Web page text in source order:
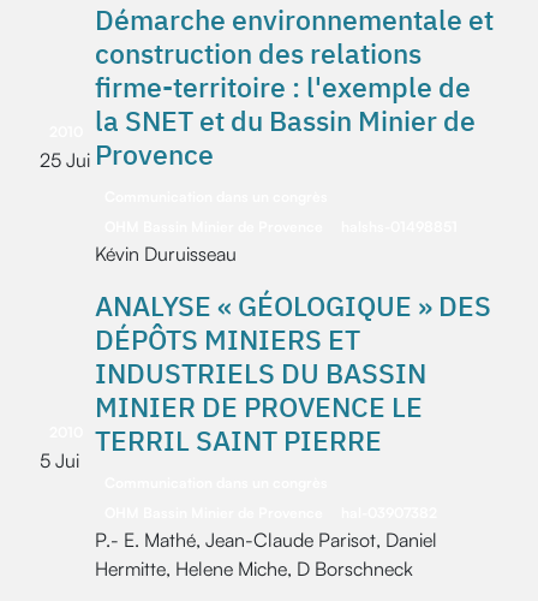
25 Jui
Démarche environnementale et
construction des relations
firme-territoire : l'exemple de
la SNET et du Bassin Minier de
Provence
Kévin Duruisseau
5 Jui
ANALYSE « GÉOLOGIQUE » DES
DÉPÔTS MINIERS ET
INDUSTRIELS DU BASSIN
MINIER DE PROVENCE LE
TERRIL SAINT PIERRE
P.- E. Mathé, Jean-Claude Parisot, Daniel
Hermitte, Helene Miche, D Borschneck